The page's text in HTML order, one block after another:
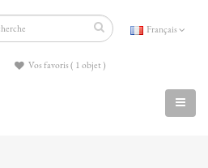
Français
Vos favoris ( 1 objet )